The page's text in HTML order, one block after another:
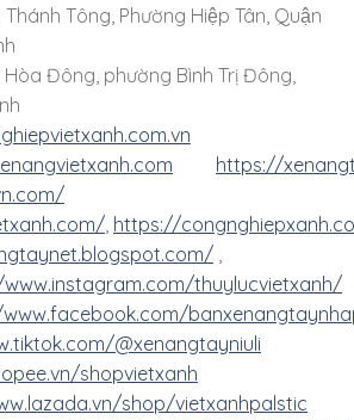
Tông, Phường Hiệp Tân, Quận
Hòa Đông, phường Bình Trị Đông,
https://
, https://
,
thuylucvietxanh/
@xenangtayniuli
shopvietxanh
shop/vietxanhpalstic